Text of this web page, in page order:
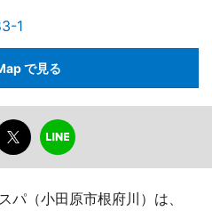
1
で見る
パ（小田原市根府川）は、